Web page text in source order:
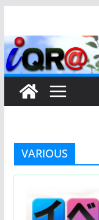
テ
ン
VARIOUS